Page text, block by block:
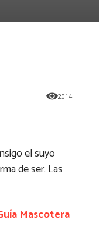
2014
el suyo
de ser. Las
Mascotera